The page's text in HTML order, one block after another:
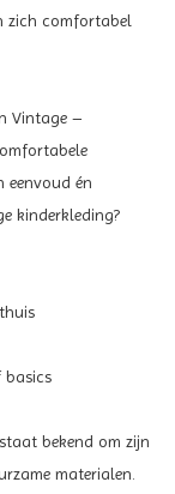
zich comfortabel
Vintage –
eenvoud én
kinderkleding?
basics
bekend om zijn
materialen.